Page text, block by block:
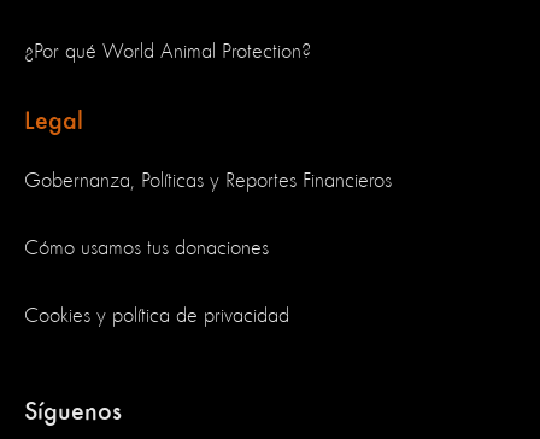
¿Por qué World Animal Protection?
Legal
Gobernanza, Políticas y Reportes Financieros
Cómo usamos tus donaciones
Cookies y política de privacidad
Síguenos